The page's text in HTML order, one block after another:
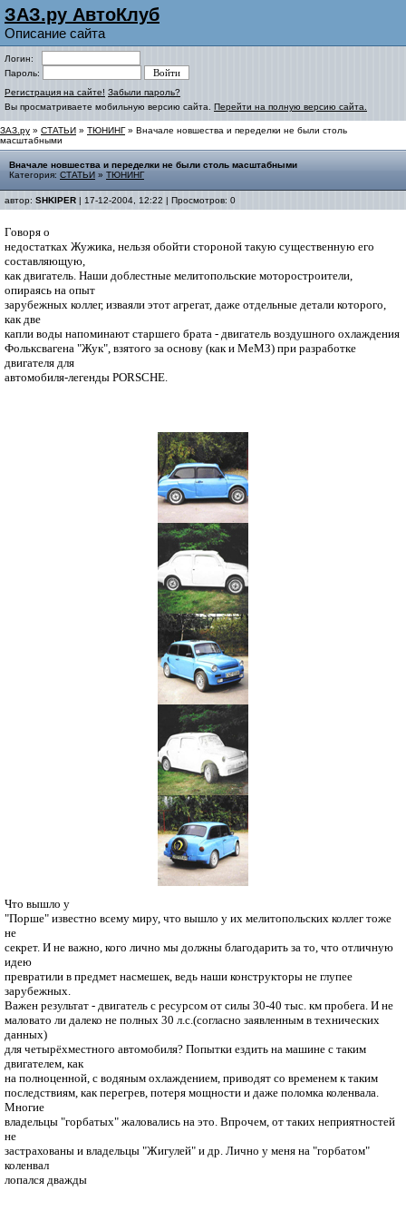
ЗАЗ.ру АвтоКлуб
Описание сайта
Логин:
Пароль:
Регистрация на сайте! Забыли пароль?
Вы просматриваете мобильную версию сайта. Перейти на полную версию сайта.
ЗАЗ.ру » СТАТЬИ » ТЮНИНГ» Вначале новшества и переделки не были столь
масштабными
Вначале новшества и переделки не были столь масштабными
Категория: СТАТЬИ » ТЮНИНГ
автор: SHKIPER | 17-12-2004, 12:22 | Просмотров: 0
Говоря о
недостатках Жужика, нельзя обойти стороной такую существенную его
составляющую,
как двигатель. Наши доблестные мелитопольские моторостроители,
опираясь на опыт
зарубежных коллег, изваяли этот агрегат, даже отдельные детали которого,
как две
капли воды напоминают старшего брата - двигатель воздушного охлаждения
Фольксвагена "Жук", взятого за основу (как и МеМЗ) при разработке
двигателя для
автомобиля-легенды PORSCHE.
Что вышло у
"Порше" известно всему миру, что вышло у их мелитопольских коллег тоже
не
секрет. И не важно, кого лично мы должны благодарить за то, что отличную
идею
превратили в предмет насмешек, ведь наши конструкторы не глупее
зарубежных.
Важен результат - двигатель с ресурсом от силы 30-40 тыс. км пробега. И не
маловато ли далеко не полных 30 л.с.(согласно заявленным в технических
данных)
для четырёхместного автомобиля? Попытки ездить на машине с таким
двигателем, как
на полноценной, с водяным охлаждением, приводят со временем к таким
последствиям, как перегрев, потеря мощности и даже поломка коленвала.
Многие
владельцы "горбатых" жаловались на это. Впрочем, от таких неприятностей
не
застрахованы и владельцы "Жигулей" и др. Лично у меня на "горбатом"
коленвал
лопался дважды